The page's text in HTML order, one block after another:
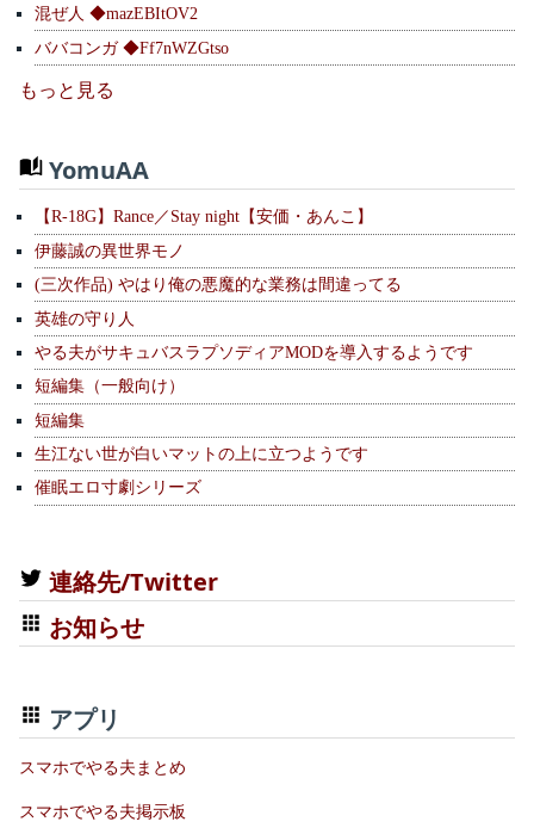
混ぜ人 ◆mazEBItOV2
ババコンガ ◆Ff7nWZGtso
もっと見る
YomuAA
【R-18G】Rance／Stay night【安価・あんこ】
伊藤誠の異世界モノ
(三次作品) やはり俺の悪魔的な業務は間違ってる
英雄の守り人
やる夫がサキュバスラプソディアMODを導入するようです
短編集（一般向け）
短編集
生江ない世が白いマットの上に立つようです
催眠エロ寸劇シリーズ
連絡先/Twitter
お知らせ
アプリ
スマホでやる夫まとめ
スマホでやる夫掲示板